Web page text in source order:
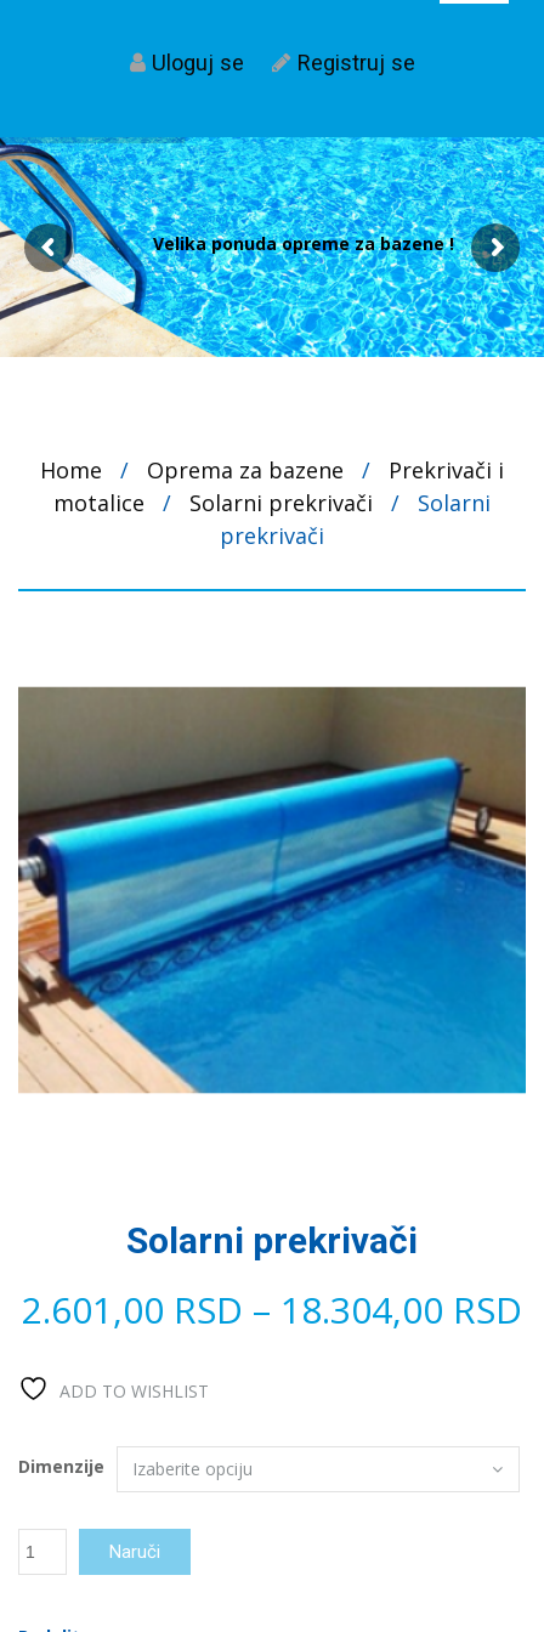
Uloguj se Registruj se
Velika ponuda opreme za bazene !
Home / Oprema za bazene /
Prekrivači i
motalice
/ Solarni prekrivači /
Solarni
prekrivači
Solarni prekrivači
2.601,00 RSD – 18.304,00 RSD
ADD TO WISHLIST
Dimenzije
Solarni
Naruči